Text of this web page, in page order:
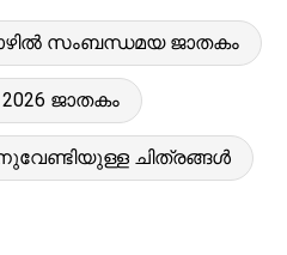
സംബന്ധമയ ജാതകം
ജാതകം
ചിത്രങ്ങൾ